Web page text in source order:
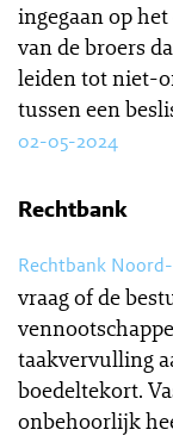
ingegaan op
van de broers
leiden tot niet-
tussen een
02-05-2024
Rechtbank
Rechtbank
vraag of de
taakvervulling
boedeltekort.
onbehoorlijk